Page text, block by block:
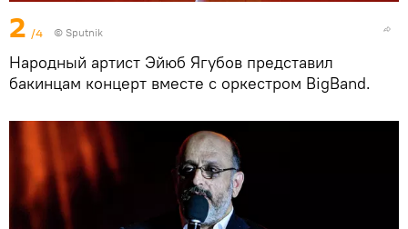
2 /4 © Sputnik
Народный артист Эйюб Ягубов представил
бакинцам концерт вместе с оркестром BigBand.